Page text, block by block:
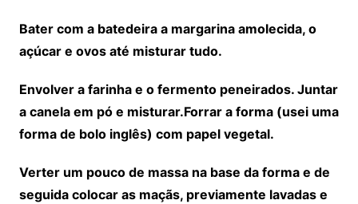
Bater com a batedeira a margarina amolecida, o
açúcar e ovos até misturar tudo.
Envolver a farinha e o fermento peneirados. Juntar
a canela em pó e misturar.Forrar a forma (usei uma
forma de bolo inglês) com papel vegetal.
Verter um pouco de massa na base da forma e de
seguida colocar as maçãs, previamente lavadas e